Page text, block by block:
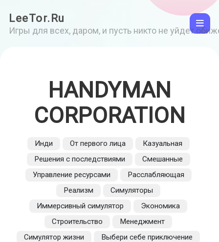
LeeTor.Ru
Игры для всех, даром, и пусть никто не уйдет
HANDYMAN
CORPORATION
Инди От первого лица
Казуальная
Решения с последствиями
Смешанные
Управление ресурсами
Расслабляющая
Реализм
Симуляторы
Иммерсивный симулятор
Экономика
Строительство
Менеджмент
Симулятор жизни
Выбери себе приключение